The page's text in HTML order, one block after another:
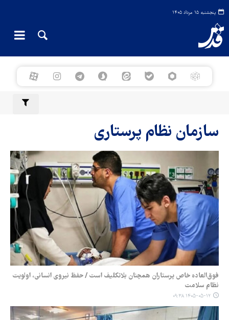
پنجشنبه ۱۵ مرداد ۱۴۰۵
سازمان نظام پرستاری
فوق‌العاده خاص پرستاران همچنان بلاتکلیف است / حفظ نیروی انسانی، اولویت
نظام سلامت
۱۴۰۵-۰۵-۱۲ ۰۹:۳۸